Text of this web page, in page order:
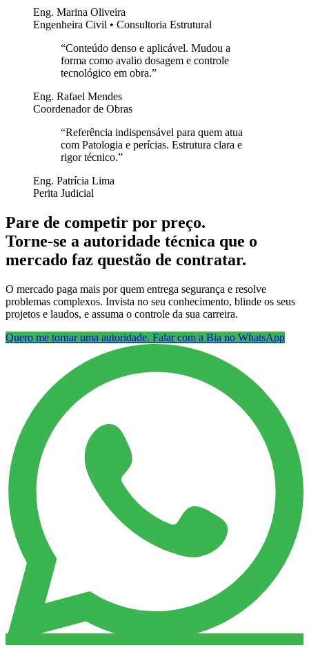
Eng. Marina Oliveira
Engenheira Civil • Consultoria Estrutural
“Conteúdo denso e aplicável. Mudou a
forma como avalio dosagem e controle
tecnológico em obra.”
Eng. Rafael Mendes
Coordenador de Obras
“Referência indispensável para quem atua
com Patologia e perícias. Estrutura clara e
rigor técnico.”
Eng. Patrícia Lima
Perita Judicial
Pare de competir por preço.
Torne-se a autoridade técnica que o
mercado faz questão de contratar.
O mercado paga mais por quem entrega segurança e resolve
problemas complexos. Invista no seu conhecimento, blinde os seus
projetos e laudos, e assuma o controle da sua carreira.
Quero me tornar uma autoridade. Falar com a Bia no WhatsApp